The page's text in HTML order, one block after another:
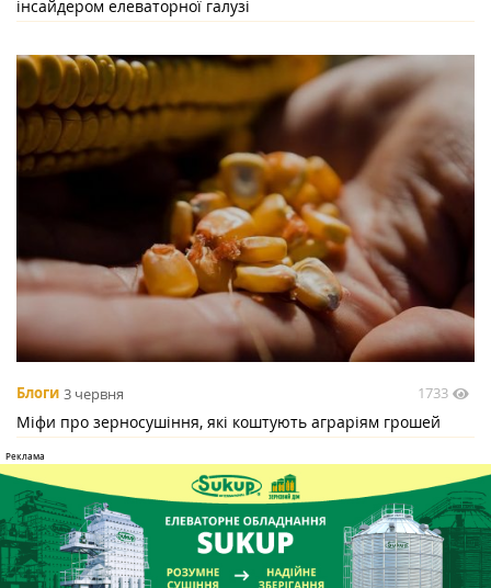
інсайдером елеваторної галузі
Блоги 3 червня 1733
Міфи про зерносушіння, які коштують аграріям грошей